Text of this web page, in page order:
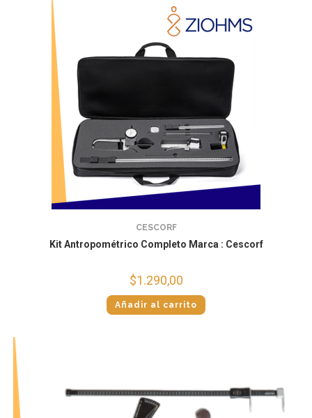
CESCORF
Kit Antropométrico Completo Marca : Cescorf
$1.290,00
Añadir al carrito